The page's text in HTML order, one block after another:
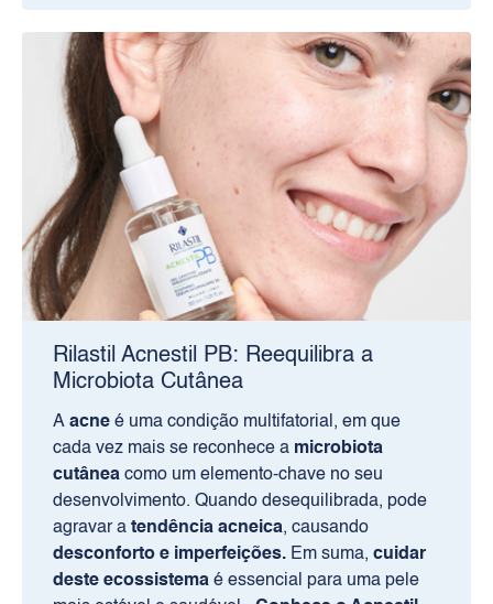
Rilastil Acnestil PB: Reequilibra a
Microbiota Cutânea
A acne é uma condição multifatorial, em que
cada vez mais se reconhece a microbiota
cutânea como um elemento-chave no seu
desenvolvimento. Quando desequilibrada, pode
agravar a tendência acneica, causando
desconforto e imperfeições. Em suma, cuidar
deste ecossistema é essencial para uma pele